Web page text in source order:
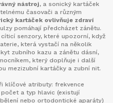
nástroj, a sonický kartáček
časovači a různým
kartáček ovlivňuje zdraví
pomáhají předcházet zánětu.
senzory, které upozorní, když
která vystačí na několik
zubního kazu a zánětu dásní,
který doplňuje i další
mezizubní kartáčky a zubní nit.
klíčové atributy: frekvence
a typ hlavic (existují
nebo ortodontické aparáty)